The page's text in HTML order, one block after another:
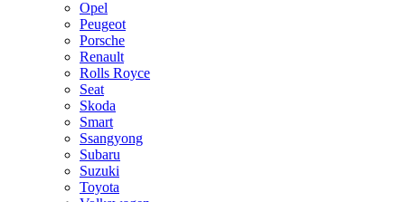
Opel
Peugeot
Porsche
Renault
Rolls Royce
Seat
Skoda
Smart
Ssangyong
Subaru
Suzuki
Toyota